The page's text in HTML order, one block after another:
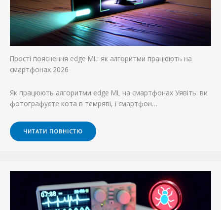
Прості пояснення edge ML: як алгоритми працюють на
смартфонах 2026
Як працюють алгоритми edge ML на смартфонах Уявіть: ви
фотографуєте кота в темряві, і смартфон…
ЧИТАТИ ПОВНІСТЮ